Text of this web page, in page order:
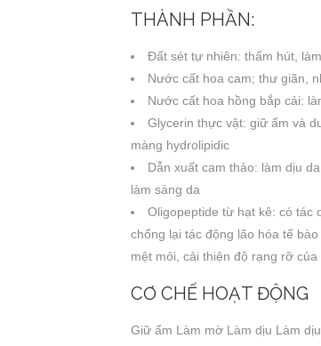
THÀNH PHẦN:
Đất sét tự nhiên: thấm hút,
Nước cất hoa cam; thư giãn,
Nước cất hoa hồng bắp cải:
Glycerin thực vật: giữ ẩm và
màng hydrolipidic
Dẫn xuất cam thảo: làm dịu
làm sáng da
Oligopeptide từ hạt kê: có tác
chống lại tác động lão hóa tế
mệt mỏi, cải thiện độ rạng rỡ
CƠ CHẾ HOẠT ĐỘNG
Giữ ẩm Làm mờ Làm dịu Làm